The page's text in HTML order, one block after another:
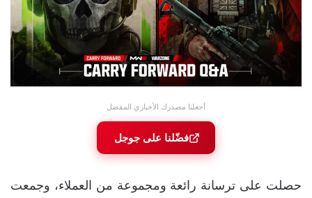
أجعلنا مصدرك الأخباري المفضل
فضّلنا على جوجل
حصلت على ترسانة رائعة ومجموعة من العملاء، وجمعت